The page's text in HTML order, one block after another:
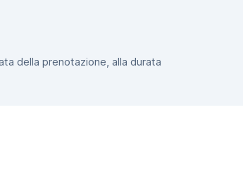
della prenotazione, alla durata